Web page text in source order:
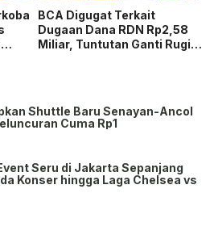
BCA Digugat Terkait
Dugaan Dana RDN Rp2,58
Miliar, Tuntutan Ganti Rugi
Shuttle Baru Senayan-Ancol
Cuma Rp1
Seru di Jakarta Sepanjang
Konser hingga Laga Chelsea vs